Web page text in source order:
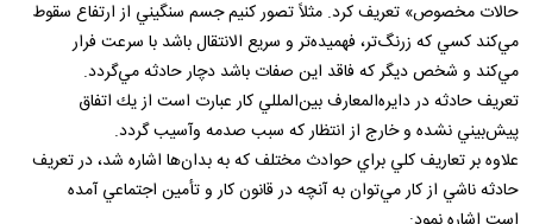
حالات‌ مخصوص‌» تعريف‌ كرد. مثلاً تصور كنيم‌ جسم‌ سنگيني‌ از ارتفاع‌ سقوط‌
مي‌كند كسي‌ كه‌ زرنگ‌تر، فهميده‌تر و سريع‌ الانتقال‌ باشد با سرعت‌ فرار
مي‌كند و شخص‌ ديگر كه‌ فاقد اين‌ صفات‌ باشد دچار حادثه‌ مي‌گردد.
تعريف‌ حادثه‌ در دايره‌المعارف‌ بين‌المللي‌ كار عبارت‌ است‌ از يك‌ اتفاق‌
پيش‌بيني‌ نشده‌ و خارج‌ از انتظار كه‌ سبب‌ صدمه‌ وآسيب‌ گردد.
علاوه‌ بر تعاريف‌ كلي‌ براي‌ حوادث‌ مختلف‌ كه‌ به‌ بدان‌ها اشاره‌ شد، در تعريف‌
حادثه‌ ناشي‌ از كار مي‌توان‌ به‌ آنچه‌ در قانون‌ كار و تأمين‌ اجتماعي‌ آمده‌